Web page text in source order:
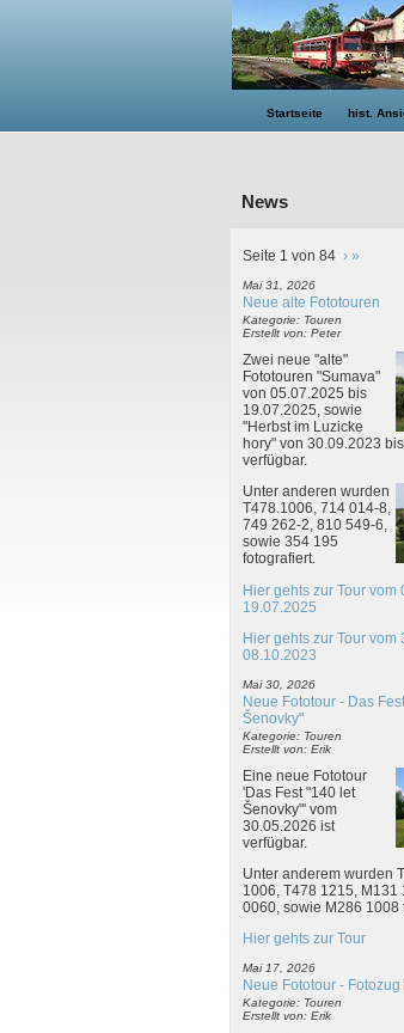
Startseite hist.
News
Seite 1 von 84 › »
Mai 31, 2026
Neue alte Fototouren
Kategorie: Touren
Erstellt von: Peter
Zwei neue "alte"
Fototouren "Sumava"
von 05.07.2025 bis
19.07.2025, sowie
"Herbst im Luzicke
hory" von 30.09.2023
verfügbar.
Unter anderen wurden
T478.1006, 714 014-8,
749 262-2, 810 549-6,
sowie 354 195
fotografiert.
Hier gehts zur Tour vom
19.07.2025
Hier gehts zur Tour vom
08.10.2023
Mai 30, 2026
Neue Fototour - Das
Šenovky"
Kategorie: Touren
Erstellt von: Erik
Eine neue Fototour
'Das Fest "140 let
Šenovky"' vom
30.05.2026 ist
verfügbar.
Unter anderem wurden
1006, T478 1215, M131
0060, sowie M286 1008
Hier gehts zur Tour
Mai 17, 2026
Neue Fototour -
Kategorie: Touren
Erstellt von: Erik